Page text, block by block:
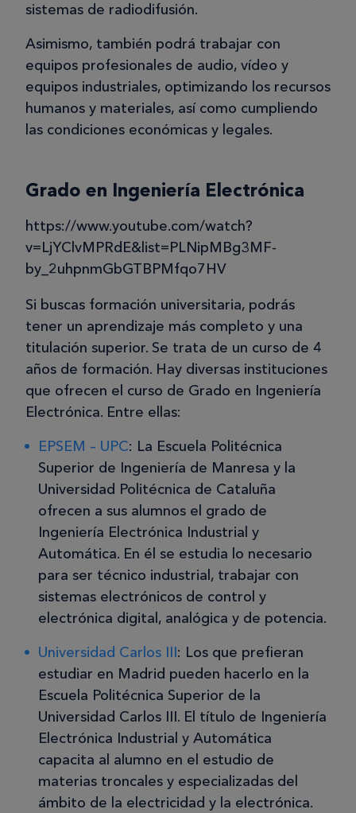
sistemas de radiodifusión.
Asimismo, también podrá trabajar con
equipos profesionales de audio, vídeo y
equipos industriales, optimizando los recursos
humanos y materiales, así como cumpliendo
las condiciones económicas y legales.
Grado en Ingeniería Electrónica
https://www.youtube.com/watch?
v=LjYClvMPRdE&list=PLNipMBg3MF-
by_2uhpnmGbGTBPMfqo7HV
Si buscas formación universitaria, podrás
tener un aprendizaje más completo y una
titulación superior. Se trata de un curso de 4
años de formación. Hay diversas instituciones
que ofrecen el curso de Grado en Ingeniería
Electrónica. Entre ellas:
EPSEM – UPC: La Escuela Politécnica
Superior de Ingeniería de Manresa y la
Universidad Politécnica de Cataluña
ofrecen a sus alumnos el grado de
Ingeniería Electrónica Industrial y
Automática. En él se estudia lo necesario
para ser técnico industrial, trabajar con
sistemas electrónicos de control y
electrónica digital, analógica y de potencia.
Universidad Carlos III: Los que prefieran
estudiar en Madrid pueden hacerlo en la
Escuela Politécnica Superior de la
Universidad Carlos III. El título de Ingeniería
Electrónica Industrial y Automática
capacita al alumno en el estudio de
materias troncales y especializadas del
ámbito de la electricidad y la electrónica.